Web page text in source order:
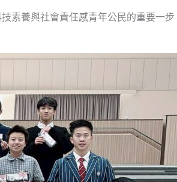
素養與社會責任感青年公民的重要一步